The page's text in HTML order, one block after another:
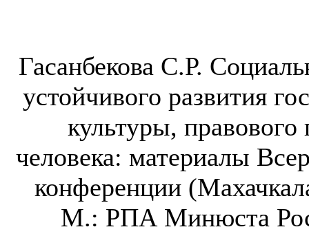
Гасанбекова С.Р.
устойчивого развития
культуры,
человека: материалы
конференции
М.: РПА Минюста